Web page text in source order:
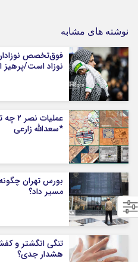
نوشته های مشابه
فوق‌تخصص
نوزاد است/پرهیز
*سعدالله زارعی
بورس تهران
مسیر داد؟
تنگی انگشتر و
هشدار جدی؟